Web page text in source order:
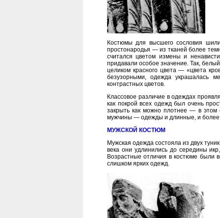
Костюмы для высшего сословия
простонародья — из тканей более
считался цветом измены и
придавали особое значение. Так,
целиком красного цвета — «цвета
безузорными, одежда украшалась
контрастных цветов.
Классовое различие в одеждах
как покрой всех одежд был очень
закрыть как можно плотнее — в этом
мужчины — одежды и длинные, и более
МУЖСКОЙ КОСТЮМ
Мужская одежда состояла из двух
века они удлинились до середины
Возрастные отличия в костюме были
слишком ярких одежд.